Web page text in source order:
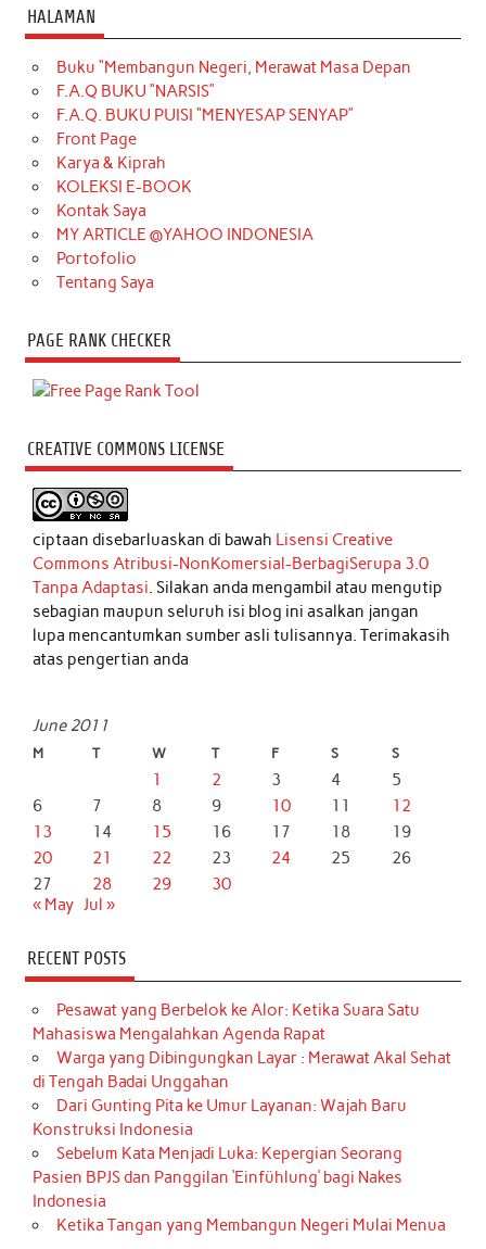
HALAMAN
Buku “Membangun Negeri, Merawat Masa Depan
F.A.Q BUKU “NARSIS”
F.A.Q. BUKU PUISI “MENYESAP SENYAP”
Front Page
Karya & Kiprah
KOLEKSI E-BOOK
Kontak Saya
MY ARTICLE @YAHOO INDONESIA
Portofolio
Tentang Saya
PAGE RANK CHECKER
CREATIVE COMMONS LICENSE
ciptaan disebarluaskan di bawah Lisensi Creative
Commons Atribusi-NonKomersial-BerbagiSerupa 3.0
Tanpa Adaptasi. Silakan anda mengambil atau mengutip
sebagian maupun seluruh isi blog ini asalkan jangan
lupa mencantumkan sumber asli tulisannya. Terimakasih
atas pengertian anda
June 2011
M T W T F S S
1 2 3 4
5
6
7 8 9 10 11
12
13
14 15 16 17 18
19
20
21 22 23 24 25
26
27
28 29
30
« May Jul »
RECENT POSTS
Pesawat yang Berbelok ke Alor: Ketika Suara Satu
Mahasiswa Mengalahkan Agenda Rapat
Warga yang Dibingungkan Layar : Merawat Akal Sehat
di Tengah Badai Unggahan
Dari Gunting Pita ke Umur Layanan: Wajah Baru
Konstruksi Indonesia
Sebelum Kata Menjadi Luka: Kepergian Seorang
Pasien BPJS dan Panggilan ‘Einfühlung’ bagi Nakes
Indonesia
Ketika Tangan yang Membangun Negeri Mulai Menua